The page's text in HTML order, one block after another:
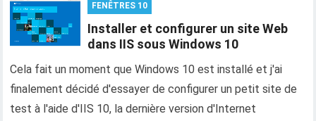
FENÊTRES 10
Installer et configurer un site Web
dans IIS sous Windows 10
Cela fait un moment que Windows 10 est installé et j'ai
finalement décidé d'essayer de configurer un petit site de
test à l'aide d'IIS 10, la dernière version d'Internet